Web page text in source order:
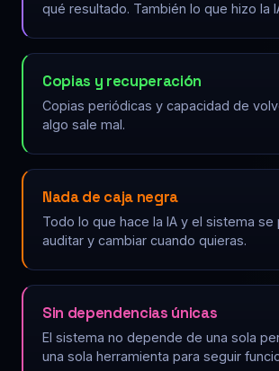
qué resultado. También lo que hizo la
Copias y recuperación
Copias periódicas y capacidad de
algo sale mal.
Nada de caja negra
Todo lo que hace la IA y el sistema se
auditar y cambiar cuando quieras.
Sin dependencias únicas
El sistema no depende de una sola
una sola herramienta para seguir